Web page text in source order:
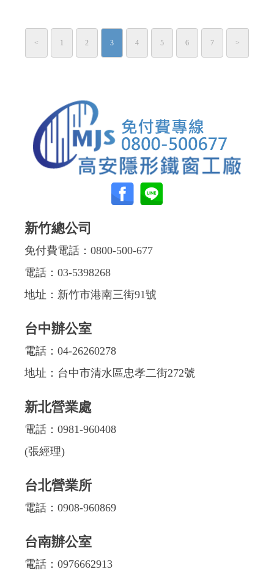
< 1 2 3 4 5 6 7 >
新竹總公司
免付費電話： 0800-500-677
電話： 03-5398268
地址：新竹市港南三街91號
台中辦公室
電話： 04-26260278
地址：台中市清水區忠孝二街272號
新北營業處
電話： 0981-960408
(張經理)
台北營業所
電話： 0908-960869
台南辦公室
電話： 0976662913